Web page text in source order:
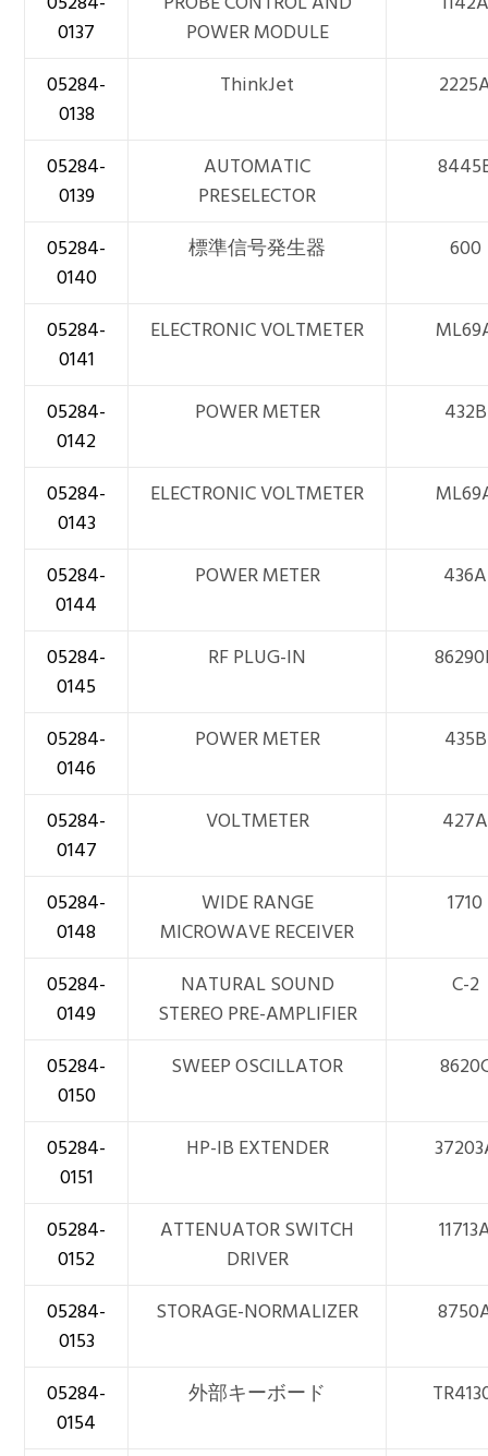
0137
POWER MODULE
05284-
0138
ThinkJet
05284-
0139
AUTOMATIC
PRESELECTOR
05284-
0140
標準信号発生器 600
05284-
0141
ELECTRONIC VOLTMETER
05284-
0142
POWER METER 432B
05284-
0143
ELECTRONIC VOLTMETER
05284-
0144
POWER METER 436A
05284-
0145
RF PLUG-IN
05284-
0146
POWER METER 435B
05284-
0147
VOLTMETER 427A
05284-
0148
WIDE RANGE
MICROWAVE RECEIVER
1710
05284-
0149
NATURAL SOUND
STEREO PRE-AMPLIFIER
C-2
05284-
0150
SWEEP OSCILLATOR
05284-
0151
HP-IB EXTENDER
05284-
0152
ATTENUATOR SWITCH
DRIVER
05284-
0153
STORAGE-NORMALIZER
05284-
0154
外部キーボード